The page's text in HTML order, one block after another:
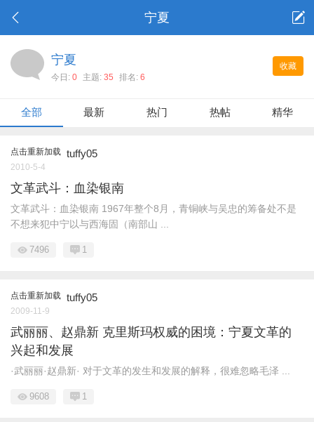
宁夏
收藏
宁夏
今日: 0 主题: 35 排名: 6
全部 最新 热门 热帖 精华
点击重新加载 tuffy05
2010-5-4
文革武斗：血染银南
文革武斗：血染银南 1967年整个8月，青铜峡与吴忠的筹备处不是
不想来犯中宁以与西海固（南部山 ...
7496 1
点击重新加载 tuffy05
2009-11-9
武丽丽、赵鼎新 克里斯玛权威的困境：宁夏文革的
兴起和发展
·武丽丽·赵鼎新· 对于文革的发生和发展的解释，很难忽略毛泽 ...
9608 1